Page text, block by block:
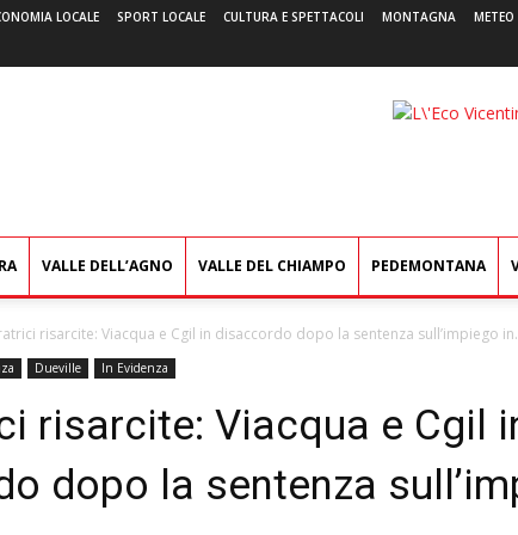
LOCALE SPORT LOCALE CULTURA E SPETTACOLI MONTAGNA METEO
L'Eco
VALLE DELL’AGNO VALLE DEL CHIAMPO PEDEMONTANA
risarcite: Viacqua e Cgil in disaccordo dopo la sentenza sull’impiego
Dueville In Evidenza
risarcite: Viacqua e Cgil
dopo la sentenza